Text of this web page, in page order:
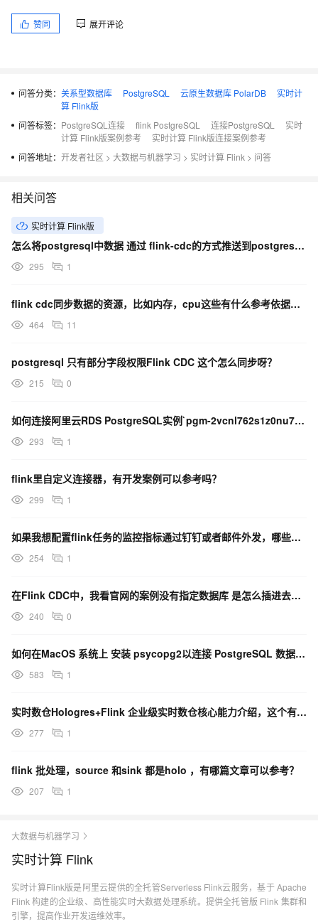
赞同 展开评论
问答分类： 关系型数据库 PostgreSQL 云原生数据库 PolarDB
实时计
算 Flink版
问答标签： PostgreSQL连接 flink PostgreSQL 连接PostgreSQL
实时
计算 Flink版案例参考
实时计算 Flink版连接案例参考
问答地址： 开发者社区 > 大数据与机器学习 > 实时计算 Flink > 问答
相关问答
实时计算 Flink版
怎么将postgresql中数据 通过 flink-cdc的方式推送到postgresql中？
295 1
flink cdc同步数据的资源，比如内存，cpu这些有什么参考依据吗？
464 11
postgresql 只有部分字段权限Flink CDC 这个怎么同步呀？
215 0
如何连接阿里云RDS PostgreSQL实例`pgm-2vcnl762s1z0nu74.pgsql
293 1
flink里自定义连接器，有开发案例可以参考吗？
299 1
如果我想配置flink任务的监控指标通过钉钉或者邮件外发，哪些指标比较具有参考价值呢？
254 1
在Flink CDC中，我看官网的案例没有指定数据库 是怎么插进去的？
240 0
如何在MacOS 系统上 安装 psycopg2以连接 PostgreSQL 数据库？
583 1
实时数仓Hologres+Flink 企业级实时数仓核心能力介绍，这个有完整案案例吗？
277 1
flink 批处理，source 和sink 都是holo ，有哪篇文章可以参考？
207 1
大数据与机器学习
实时计算 Flink
实时计算Flink版是阿里云提供的全托管Serverless Flink云服务，基于 Apache
Flink 构建的企业级、高性能实时大数据处理系统。提供全托管版 Flink 集群和
引擎，提高作业开发运维效率。